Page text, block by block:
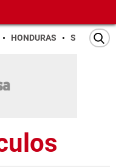
HONDURAS SAN PEDRO